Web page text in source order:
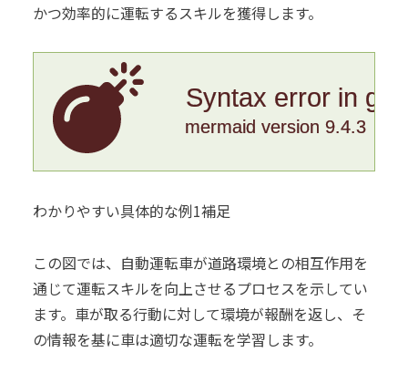
かつ効率的に運転するスキルを獲得します。
Syntax error in
mermaid version 9.4.3
わかりやすい具体的な例1補足
この図では、自動運転車が道路環境との相互作用を
通じて運転スキルを向上させるプロセスを示してい
ます。車が取る行動に対して環境が報酬を返し、そ
の情報を基に車は適切な運転を学習します。